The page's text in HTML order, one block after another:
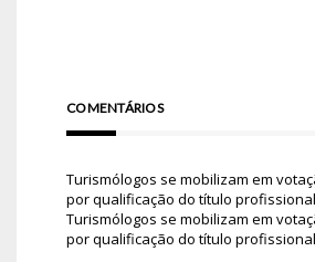
COMENTÁRIOS
Turismólogos se mobilizam em
por qualificação do título profissional
Turismólogos se mobilizam em
por qualificação do título profissional